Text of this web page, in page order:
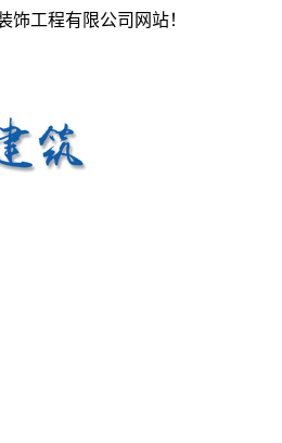
饰工程有限公司网站！